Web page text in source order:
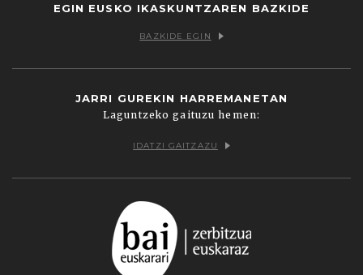
EGIN EUSKO IKASKUNTZAREN BAZKIDE
BAZKIDE EGIN
JARRI GUREKIN HARREMANETAN
Laguntzeko gaituzu hemen:
IDATZI GAITZAZU